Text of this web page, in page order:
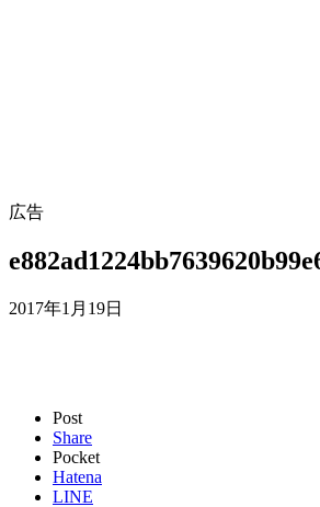
広告
2017年1月19日
Post
Share
Pocket
Hatena
LINE